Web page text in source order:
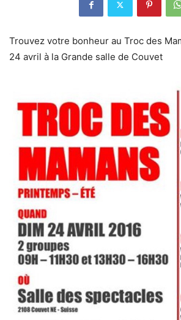
Trouvez votre bonheur au Troc des
24 avril à la Grande salle de Couvet